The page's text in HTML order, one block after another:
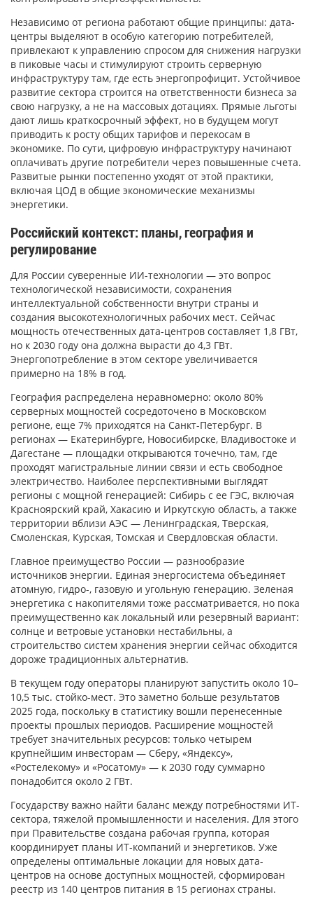
Независимо от региона работают общие принципы: дата-
центры выделяют в особую категорию потребителей,
привлекают к управлению спросом для снижения нагрузки
в пиковые часы и стимулируют строить серверную
инфраструктуру там, где есть энергопрофицит. Устойчивое
развитие сектора строится на ответственности бизнеса за
свою нагрузку, а не на массовых дотациях. Прямые льготы
дают лишь краткосрочный эффект, но в будущем могут
приводить к росту общих тарифов и перекосам в
экономике. По сути, цифровую инфраструктуру начинают
оплачивать другие потребители через повышенные счета.
Развитые рынки постепенно уходят от этой практики,
включая ЦОД в общие экономические механизмы
энергетики.
Российский контекст: планы, география и
регулирование
Для России суверенные ИИ-технологии — это вопрос
технологической независимости, сохранения
интеллектуальной собственности внутри страны и
создания высокотехнологичных рабочих мест. Сейчас
мощность отечественных дата-центров составляет 1,8 ГВт,
но к 2030 году она должна вырасти до 4,3 ГВт.
Энергопотребление в этом секторе увеличивается
примерно на 18% в год.
География распределена неравномерно: около 80%
серверных мощностей сосредоточено в Московском
регионе, еще 7% приходятся на Санкт-Петербург. В
регионах — Екатеринбурге, Новосибирске, Владивостоке и
Дагестане — площадки открываются точечно, там, где
проходят магистральные линии связи и есть свободное
электричество. Наиболее перспективными выглядят
регионы с мощной генерацией: Сибирь с ее ГЭС, включая
Красноярский край, Хакасию и Иркутскую область, а также
территории вблизи АЭС — Ленинградская, Тверская,
Смоленская, Курская, Томская и Свердловская области.
Главное преимущество России — разнообразие
источников энергии. Единая энергосистема объединяет
атомную, гидро-, газовую и угольную генерацию. Зеленая
энергетика с накопителями тоже рассматривается, но пока
преимущественно как локальный или резервный вариант:
солнце и ветровые установки нестабильны, а
строительство систем хранения энергии сейчас обходится
дороже традиционных альтернатив.
В текущем году операторы планируют запустить около 10–
10,5 тыс. стойко-мест. Это заметно больше результатов
2025 года, поскольку в статистику вошли перенесенные
проекты прошлых периодов. Расширение мощностей
требует значительных ресурсов: только четырем
крупнейшим инвесторам — Сберу, «Яндексу»,
«Ростелекому» и «Росатому» — к 2030 году суммарно
понадобится около 2 ГВт.
Государству важно найти баланс между потребностями ИТ-
сектора, тяжелой промышленности и населения. Для этого
при Правительстве создана рабочая группа, которая
координирует планы ИТ-компаний и энергетиков. Уже
определены оптимальные локации для новых дата-
центров на основе доступных мощностей, сформирован
реестр из 140 центров питания в 15 регионах страны.